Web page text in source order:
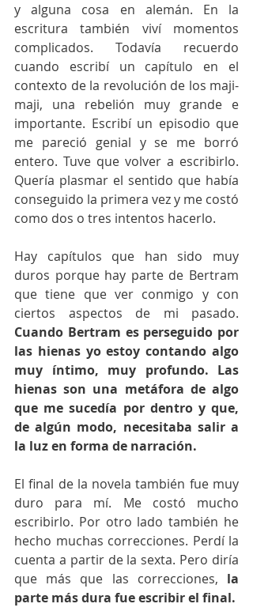
y alguna cosa en alemán. En la
escritura también viví momentos
complicados. Todavía recuerdo
cuando escribí un capítulo en el
contexto de la revolución de los maji-
maji, una rebelión muy grande e
importante. Escribí un episodio que
me pareció genial y se me borró
entero. Tuve que volver a escribirlo.
Quería plasmar el sentido que había
conseguido la primera vez y me costó
como dos o tres intentos hacerlo.
Hay capítulos que han sido muy
duros porque hay parte de Bertram
que tiene que ver conmigo y con
Cuando Bertram es perseguido por
las hienas yo estoy contando algo
muy íntimo, muy profundo. Las
hienas son una metáfora de algo
que me sucedía por dentro y que,
de algún modo, necesitaba salir a
la luz en forma de narración.
El final de la novela también fue muy
duro para mí. Me costó mucho
escribirlo. Por otro lado también he
hecho muchas correcciones. Perdí la
cuenta a partir de la sexta. Pero diría
que más que las correcciones, la
parte más dura fue escribir el final.